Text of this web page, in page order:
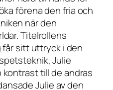
förena den fria och
när den
Titelrollens
sitt uttryck i den
Julie
kontrast till de andras
Julie av den